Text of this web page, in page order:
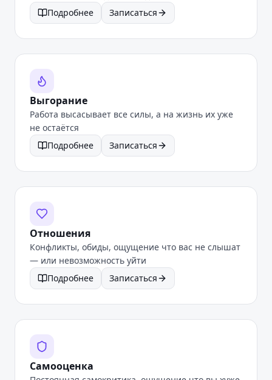
Подробнее
Записаться
Выгорание
Работа высасывает все силы, а на жизнь их уже
не остаётся
Подробнее
Записаться
Отношения
Конфликты, обиды, ощущение что вас не слышат
— или невозможность уйти
Подробнее
Записаться
Самооценка